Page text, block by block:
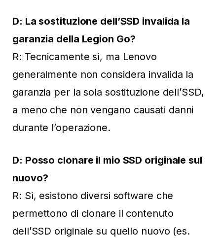
D: La sostituzione dell’SSD invalida la
garanzia della Legion Go?
R: Tecnicamente sì, ma Lenovo
generalmente non considera invalida la
garanzia per la sola sostituzione dell’SSD,
a meno che non vengano causati danni
durante l’operazione.
D: Posso clonare il mio SSD originale sul
nuovo?
R: Sì, esistono diversi software che
permettono di clonare il contenuto
dell’SSD originale su quello nuovo (es.